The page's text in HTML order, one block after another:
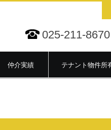
025-211-8670
仲介実績 テナント物件所